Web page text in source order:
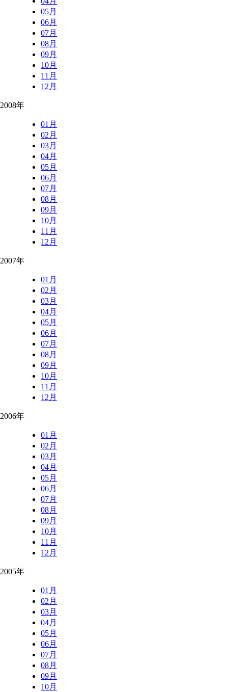
05月
06月
07月
08月
09月
10月
11月
12月
2008年
01月
02月
03月
04月
05月
06月
07月
08月
09月
10月
11月
12月
2007年
01月
02月
03月
04月
05月
06月
07月
08月
09月
10月
11月
12月
2006年
01月
02月
03月
04月
05月
06月
07月
08月
09月
10月
11月
12月
2005年
01月
02月
03月
04月
05月
06月
07月
08月
09月
10月